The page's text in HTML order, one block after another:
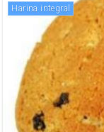
Harina integral